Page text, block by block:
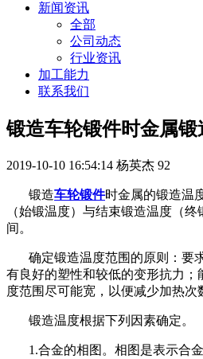
新闻资讯
全部
公司动态
行业资讯
加工能力
联系我们
锻造车轮锻件时金属
2019-10-10 16:54:14 杨英杰 92
锻造车轮锻件时金属的锻造温
（始锻温度）与结束锻造温度（
间。
确定锻造温度范围的原则：要
有良好的塑性和较低的变形抗力；
度范围尽可能宽，以便减少加热次
锻造温度根据下列因素确定。
1.合金的相图。相图是表示合金